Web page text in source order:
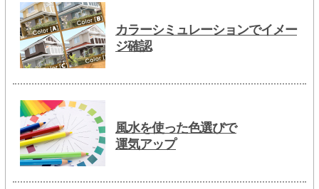
カラーシミュレーションでイメー
ジ確認
風水を使った色選びで
運気アップ